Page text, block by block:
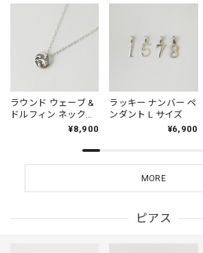
ラウンド ウェーブ &
ドルフィン ネックレ
¥8,900
ラッキー ナンバー ペ
ンダント L サイズ
¥6,900
MORE
ピアス